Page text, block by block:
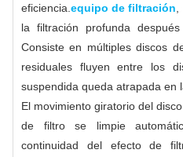
eficiencia. equipo de filtración
la filtración profunda
Consiste en múltiples discos
residuales fluyen entre los
suspendida queda atrapada en
El movimiento giratorio del
de filtro se limpie
continuidad del efecto de